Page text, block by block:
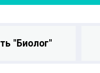
"Биолог"